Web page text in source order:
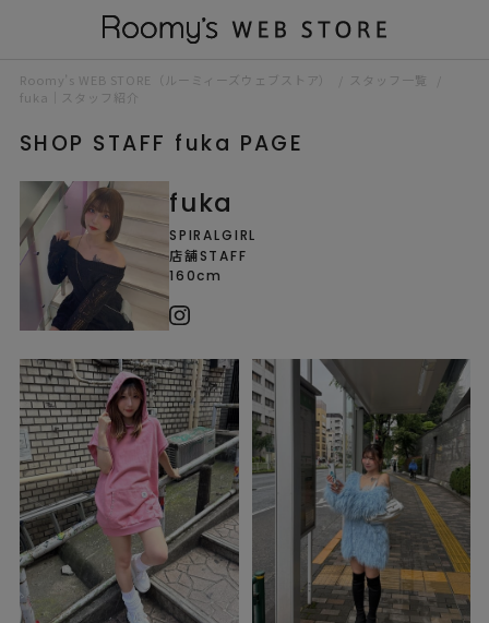
Roomy’s WEB STORE（ルーミィーズウェブストア）
スタッフ一覧
fuka｜スタッフ紹介
SHOP STAFF fuka PAGE
fuka
SPIRALGIRL
店舗STAFF
160cm